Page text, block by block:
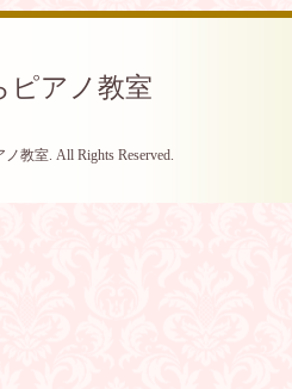
ピアノ教室
ノ教室. All Rights Reserved.